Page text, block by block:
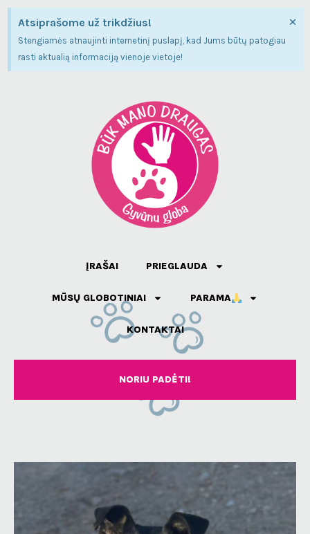
Atsiprašome už trikdžius!
Stengiamės atnaujinti internetinį puslapį, kad Jums būtų patogiau
rasti aktualią informaciją vienoje vietoje!
×
ĮRAŠAI PRIEGLAUDA
MŪSŲ GLOBOTINIAI PARAMA
KONTAKTAI
NORIU PADĖTI!